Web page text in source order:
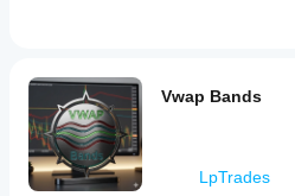
Vwap Bands
LpTrades